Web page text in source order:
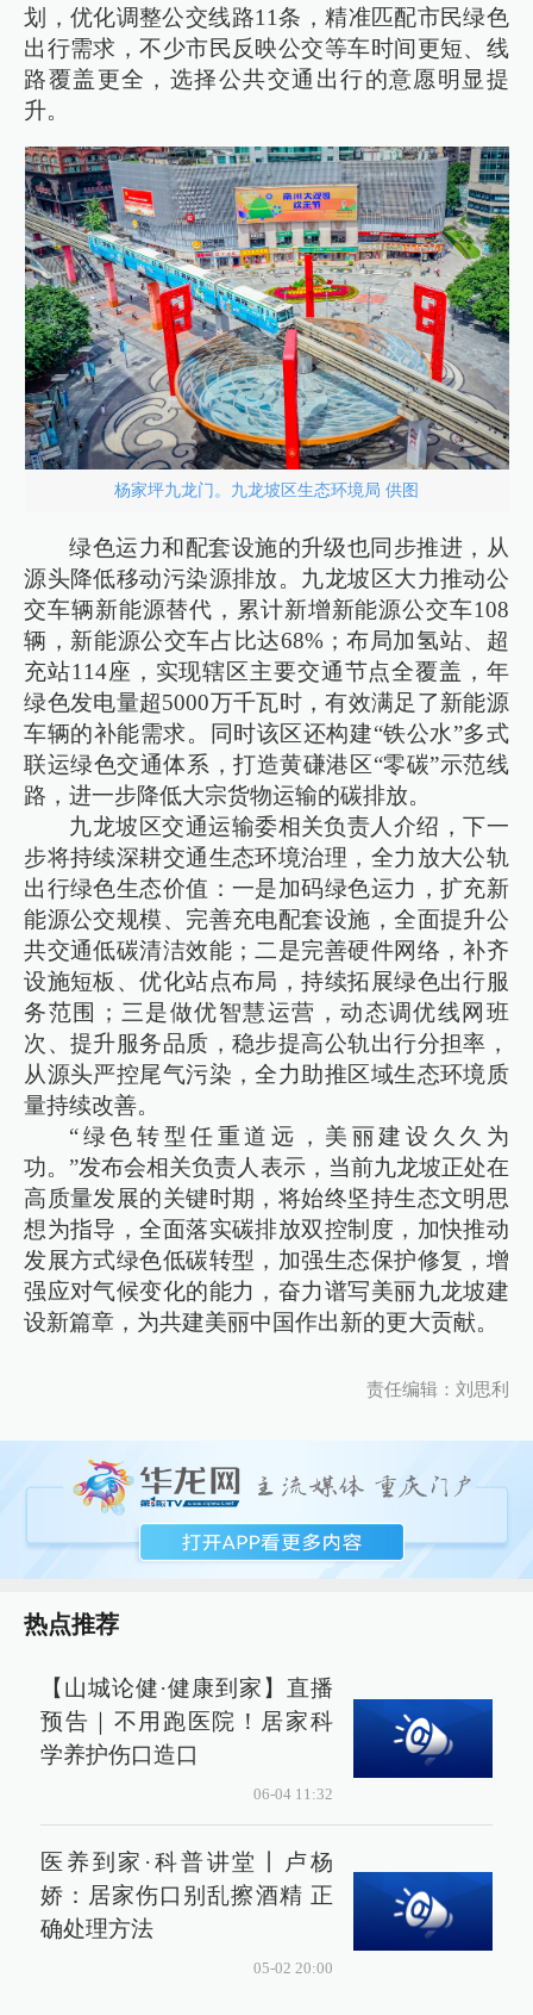
划，优化调整公交线路11条，精准匹配市民绿色
出行需求，不少市民反映公交等车时间更短、线
路覆盖更全，选择公共交通出行的意愿明显提
升。
杨家坪九龙门。九龙坡区生态环境局 供图
绿色运力和配套设施的升级也同步推进，从
源头降低移动污染源排放。九龙坡区大力推动公
交车辆新能源替代，累计新增新能源公交车108
辆，新能源公交车占比达68%；布局加氢站、超
充站114座，实现辖区主要交通节点全覆盖，年
绿色发电量超5000万千瓦时，有效满足了新能源
车辆的补能需求。同时该区还构建“铁公水”多式
联运绿色交通体系，打造黄磏港区“零碳”示范线
路，进一步降低大宗货物运输的碳排放。
九龙坡区交通运输委相关负责人介绍，下一
步将持续深耕交通生态环境治理，全力放大公轨
出行绿色生态价值：一是加码绿色运力，扩充新
能源公交规模、完善充电配套设施，全面提升公
共交通低碳清洁效能；二是完善硬件网络，补齐
设施短板、优化站点布局，持续拓展绿色出行服
务范围；三是做优智慧运营，动态调优线网班
次、提升服务品质，稳步提高公轨出行分担率，
从源头严控尾气污染，全力助推区域生态环境质
量持续改善。
“绿色转型任重道远，美丽建设久久为
功。”发布会相关负责人表示，当前九龙坡正处在
高质量发展的关键时期，将始终坚持生态文明思
想为指导，全面落实碳排放双控制度，加快推动
发展方式绿色低碳转型，加强生态保护修复，增
强应对气候变化的能力，奋力谱写美丽九龙坡建
设新篇章，为共建美丽中国作出新的更大贡献。
责任编辑：刘思利
热点推荐
【山城论健·健康到家】直播
预告｜不用跑医院！居家科
学养护伤口造口
06-04 11:32
医养到家·科普讲堂丨卢杨
娇：居家伤口别乱擦酒精 正
确处理方法
05-02 20:00